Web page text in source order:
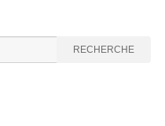
RECHERCHE